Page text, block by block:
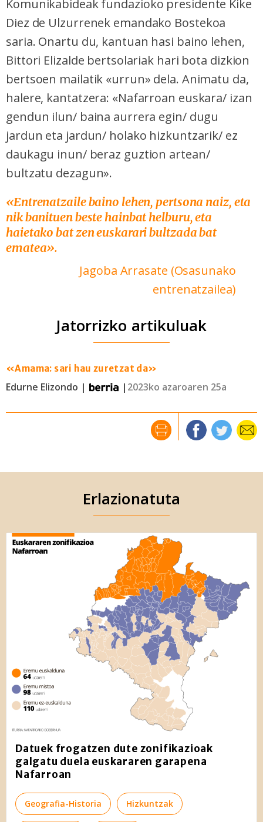
Komunikabideak fundazioko presidente Kike
Diez de Ulzurrenek emandako Bostekoa
saria. Onartu du, kantuan hasi baino lehen,
Bittori Elizalde bertsolariak hari bota dizkion
bertsoen mailatik «urrun» dela. Animatu da,
halere, kantatzera: «Nafarroan euskara/ izan
gendun ilun/ baina aurrera egin/ dugu
jardun eta jardun/ holako hizkuntzarik/ ez
daukagu inun/ beraz guztion artean/
bultzatu dezagun».
«Entrenatzaile baino lehen, pertsona naiz, eta
nik banituen beste hainbat helburu, eta
haietako bat zen euskarari bultzada bat
ematea».
Jagoba Arrasate (Osasunako
entrenatzailea)
Jatorrizko artikuluak
«Amama: sari hau zuretzat da»
Edurne Elizondo | | 2023ko azaroaren 25a
Erlazionatuta
Datuek frogatzen dute zonifikazioak
galgatu duela euskararen garapena
Nafarroan
Geografia-Historia Hizkuntzak